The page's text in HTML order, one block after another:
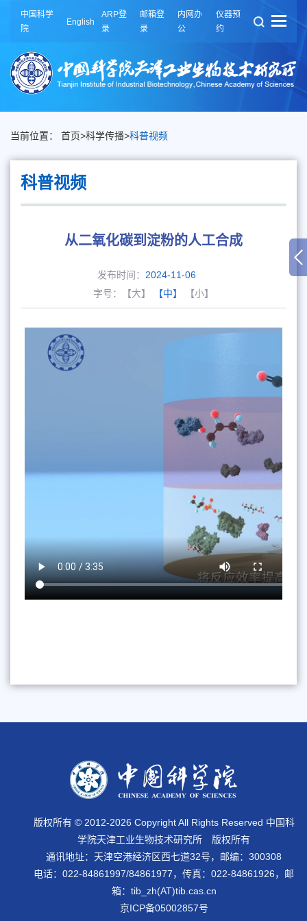
中国科学
院
English
ARP登
录
邮箱登
录
内网办
公
仪器预
约
当前位置： 首页>科学传播>科普视频
科普视频
从二氧化碳到淀粉的人工合成
发布时间： 2024-11-06
字号：
【大】 【中】 【小】
版权所有 © 2012-2026 Copyright All Rights Reserved 中国科
学院天津工业生物技术研究所 版权所有
通讯地址：天津空港经济区西七道32号，邮编：300308
电话：022-84861997/84861977，传真：022-84861926，邮
箱：tib_zh(AT)tib.cas.cn
京ICP备05002857号